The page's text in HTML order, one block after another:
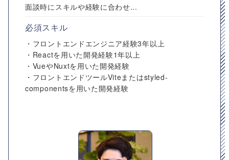
面談時にスキルや経験に合わせ...
必須スキル
・フロントエンドエンジニア経験3年以上
・Reactを用いた開発経験1年以上
・VueやNuxtを用いた開発経験
・フロントエンドツールViteまたはstyled-
componentsを用いた開発経験